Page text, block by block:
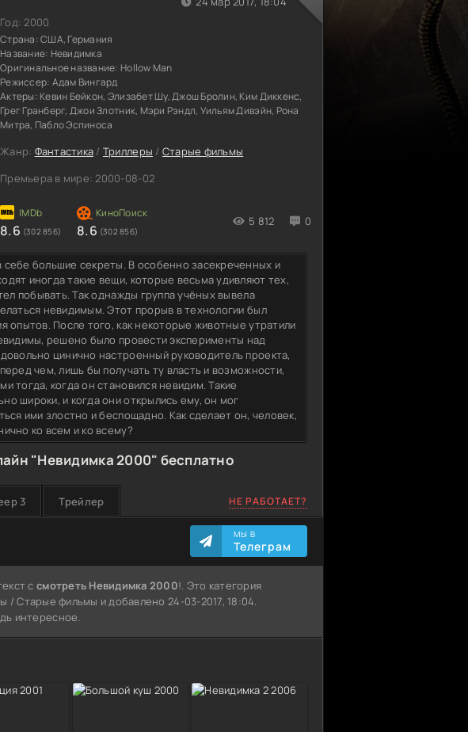
Год:2000
Страна:США, Германия
Название: Невидимка
Оригинальное название: Hollow Man
Режиссер: Адам Вингард
Актеры: Кевин Бейкон, Элизабет Шу, Джош Бролин, Ким Диккенс,
Грег Гранберг, Джои Злотник, Мэри Рэндл, Уильям Дивэйн, Рона
Митра, Пабло Эспиноса
Жанр: Фантастика / Триллеры / Старые фильмы
Премьера в мире: 2000-08-02
8.6 (302 856) 8.6 (302 856)
5 812 0
большие секреты. В особенно засекреченных и
иногда такие вещи, которые весьма удивляют тех,
побывать. Так однажды группа учёных вывела
невидимым. Этот прорыв в технологии был
опытов. После того, как некоторые животные утратили
решено было провести эксперименты над
цинично настроенный руководитель проекта,
чем, лишь бы получать ту власть и возможности,
тогда, когда он становился невидим. Такие
широки, и когда они открылись ему, он мог
ими злостно и беспощадно. Как сделает он, человек,
ко всем и ко всему?
"Невидимка 2000" бесплатно
3 Трейлер НЕ РАБОТАЕТ?
МЫ В
Телеграм
ссмотреть Невидимка 2000!. Это категория
/ Старые фильмы и добавлено 24-03-2017, 18:04.
интересное.